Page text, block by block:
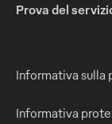
Prova del
Informativa sulla
Informativa